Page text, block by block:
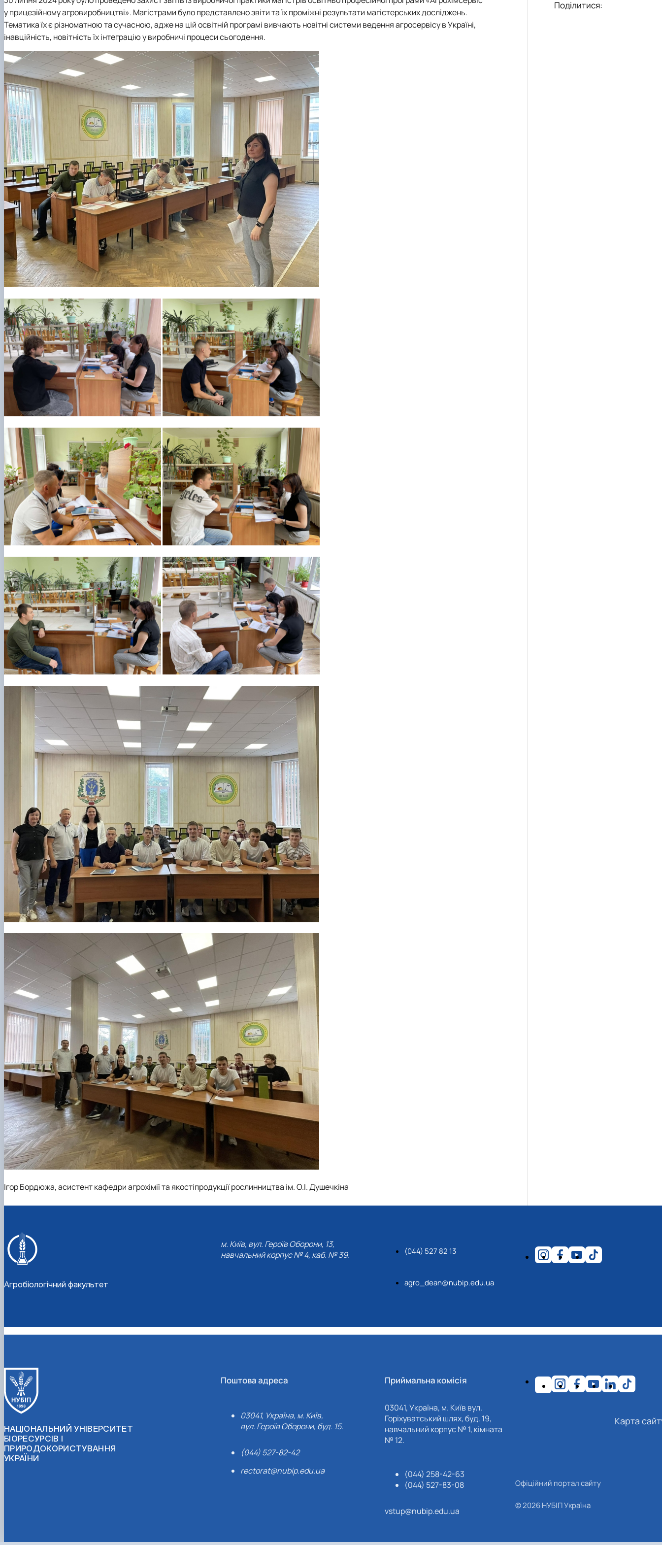
Кафедра овочівництва і закритого грунту
Кафедра рослинництва
Кафедра садівництва ім. проф. В.Л. Симиренка
Кафедра технології зберігання, переробки та стандартизації продукції рослинницт…
Вчена рада агробіологічного факультету
Колегіальні органи
у прицезійному агровиробництві». Магістрами було представлено звіти та їх проміжні результати магістерських досліджень.
Тематика їх є різноматною та сучасною, адже на цій освітній програмі вивчають новітні системи ведення агросервісу в Україні,
інавційність, новітність їх інтеграцію у виробничі процеси сьогодення.
Ігор Бордюжа, асистент кафедри агрохімії та якостіпродукції рослинництва ім. О.І. Душечкіна
Поділитися:
Агробіологічний факультет
м. Київ, вул. Героїв Оборони, 13,
навчальний корпус № 4, каб. № 39.
(044) 527 82 13
agro_dean@nubip.edu.ua
НАЦІОНАЛЬНИЙ УНІВЕРСИТЕТ
БІОРЕСУРСІВ І
ПРИРОДОКОРИСТУВАННЯ
УКРАЇНИ
Поштова адреса
03041, Україна, м. Київ,
вул. Героїв Оборони, буд. 15.
(044) 527-82-42
rectorat@nubip.edu.ua
Приймальна комісія
03041, Україна, м. Київ вул.
Горіхуватський шлях, буд. 19,
навчальний корпус № 1, кімната
№ 12.
(044) 258-42-63
(044) 527-83-08
vstup@nubip.edu.ua
Карта
Офіційний портал сайту
© 2026 НУБІП Україна